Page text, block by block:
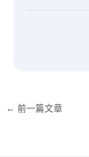
← 前一篇文章